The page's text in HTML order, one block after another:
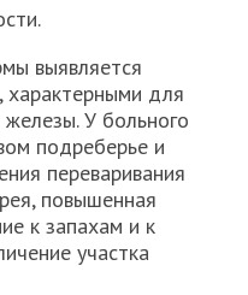
выявляется
характерными для
У больного
подреберье и
переваривания
повышенная
к запахам и к
участка